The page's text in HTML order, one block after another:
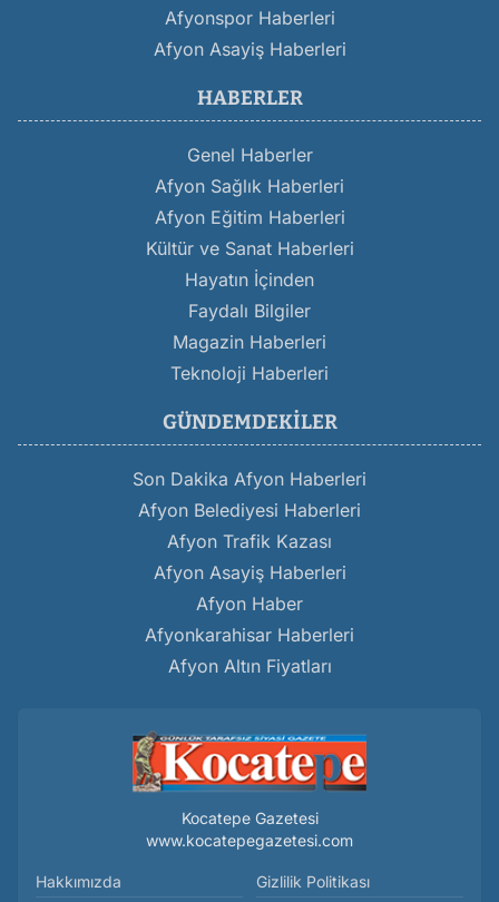
Afyonspor Haberleri
Afyon Asayiş Haberleri
HABERLER
Genel Haberler
Afyon Sağlık Haberleri
Afyon Eğitim Haberleri
Kültür ve Sanat Haberleri
Hayatın İçinden
Faydalı Bilgiler
Magazin Haberleri
Teknoloji Haberleri
GÜNDEMDEKILER
Son Dakika Afyon Haberleri
Afyon Belediyesi Haberleri
Afyon Trafik Kazası
Afyon Asayiş Haberleri
Afyon Haber
Afyonkarahisar Haberleri
Afyon Altın Fiyatları
Kocatepe Gazetesi
www.kocatepegazetesi.com
Hakkımızda Gizlilik Politikası